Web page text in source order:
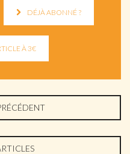
DÉJÀ ABONNÉ ?